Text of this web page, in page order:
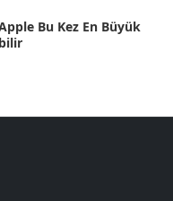
Bu Kez En Büyük